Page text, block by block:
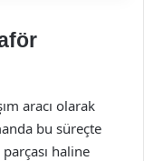
aracı olarak
bu süreçte
haline